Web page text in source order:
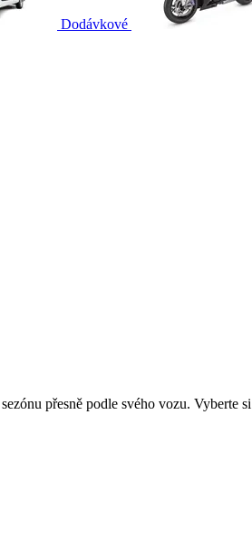
Dodávkové
přesně podle svého vozu.